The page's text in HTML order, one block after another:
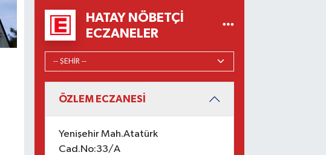
HATAY NÖBETÇI
ECZANELER
ÖZLEM ECZANESİ
Yenişehir Mah.Atatürk
Cad.No:33/A